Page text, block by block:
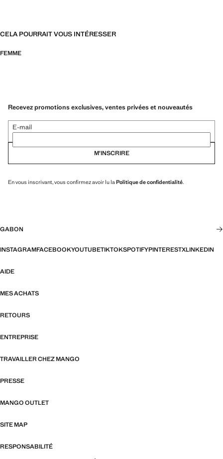
CELA POURRAIT VOUS INTÉRESSER
FEMME
Recevez promotions exclusives, ventes privées et nouveautés
E-mail
M’INSCRIRE
En vous inscrivant, vous confirmez avoir lu la Politique de confidentialité.
GABON
INSTAGRAMFACEBOOKYOUTUBETIKTOKSPOTIFYPINTERESTXLINKEDIN
AIDE
MES ACHATS
RETOURS
ENTREPRISE
TRAVAILLER CHEZ MANGO
PRESSE
MANGO OUTLET
SITE MAP
RESPONSABILITÉ